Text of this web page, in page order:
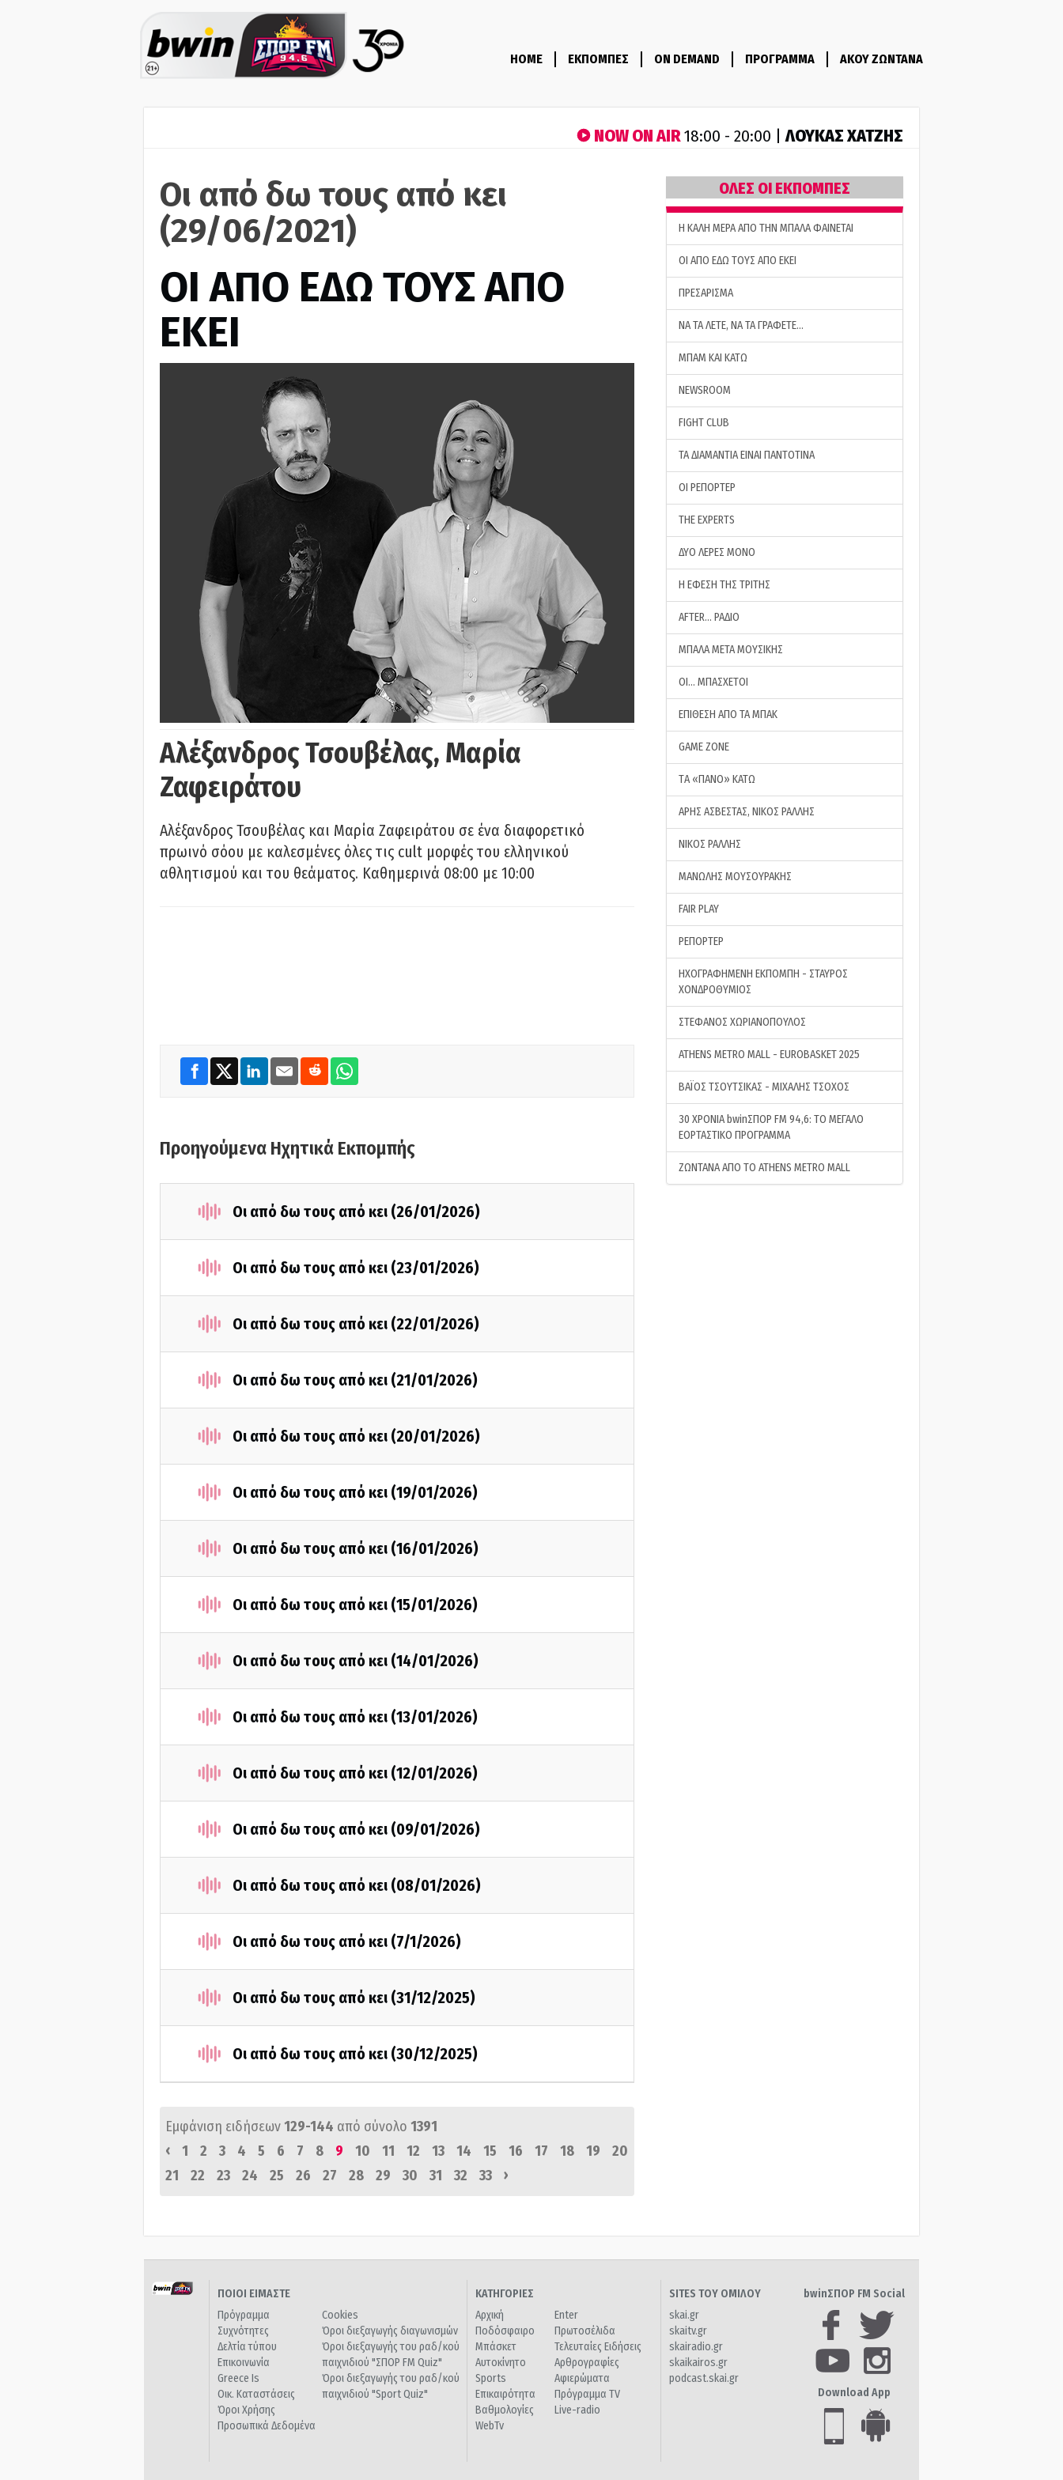
HOME ΕΚΠΟΜΠΕΣ ON DEMAND ΠΡΟΓΡΑΜΜΑ ΑΚΟΥ ΖΩΝΤΑΝΑ
NOW ON AIR18:00 - 20:00 |ΛΟΥΚΑΣ ΧΑΤΖΗΣ
Οι από δω τους από κει
(29/06/2021)
ΟΙ ΑΠΟ ΕΔΩ ΤΟΥΣ ΑΠΟ
ΕΚΕΙ
Αλέξανδρος Τσουβέλας, Μαρία
Ζαφειράτου
Αλέξανδρος Τσουβέλας και Μαρία Ζαφειράτου σε ένα διαφορετικό
πρωινό σόου με καλεσμένες όλες τις cult μορφές του ελληνικού
αθλητισμού και του θεάματος. Καθημερινά 08:00 με 10:00
Προηγούμενα Ηχητικά Εκπομπής
Οι από δω τους από κει (26/01/2026)
Οι από δω τους από κει (23/01/2026)
Οι από δω τους από κει (22/01/2026)
Οι από δω τους από κει (21/01/2026)
Οι από δω τους από κει (20/01/2026)
Οι από δω τους από κει (19/01/2026)
Οι από δω τους από κει (16/01/2026)
Οι από δω τους από κει (15/01/2026)
Οι από δω τους από κει (14/01/2026)
Οι από δω τους από κει (13/01/2026)
Οι από δω τους από κει (12/01/2026)
Οι από δω τους από κει (09/01/2026)
Οι από δω τους από κει (08/01/2026)
Οι από δω τους από κει (7/1/2026)
Οι από δω τους από κει (31/12/2025)
Οι από δω τους από κει (30/12/2025)
Εμφάνιση ειδήσεων129-144 από σύνολο 1391
‹
1 2 3 4 5 6 7 8 9 10 11 12 13 14 15 16 17 18 19
20
21
22 23 24 25 26 27 28 29 30 31 32 33 ›
ΟΛΕΣ ΟΙ ΕΚΠΟΜΠΕΣ
H ΚΑΛΗ ΜΕΡΑ ΑΠΟ ΤΗΝ ΜΠΑΛΑ ΦΑΙΝΕΤΑΙ
ΟΙ ΑΠΟ ΕΔΩ ΤΟΥΣ ΑΠΟ ΕΚΕΙ
ΠΡΕΣΑΡΙΣΜΑ
ΝΑ ΤΑ ΛΕΤΕ, ΝΑ ΤΑ ΓΡΑΦΕΤΕ…
ΜΠΑΜ ΚΑΙ ΚΑΤΩ
NEWSROOM
FIGHT CLUB
ΤΑ ΔΙΑΜΑΝΤΙΑ ΕΙΝΑΙ ΠΑΝΤΟΤΙΝΑ
ΟΙ ΡΕΠΟΡΤΕΡ
THE EXPERTS
ΔΥΟ ΛΕΡΕΣ ΜΟΝΟ
Η ΕΦΕΣΗ ΤΗΣ ΤΡΙΤΗΣ
AFTER… ΡΑΔΙΟ
ΜΠΑΛΑ ΜΕΤΑ ΜΟΥΣΙΚΗΣ
ΟΙ… ΜΠΑΣΧΕΤΟΙ
ΕΠΙΘΕΣΗ ΑΠΟ ΤΑ ΜΠΑΚ
GAME ZONE
ΤA «ΠΑΝΟ» ΚΑΤΩ
ΑΡΗΣ ΑΣΒΕΣΤΑΣ, ΝΙΚΟΣ ΡΑΛΛΗΣ
ΝΙΚΟΣ ΡΑΛΛΗΣ
ΜΑΝΩΛΗΣ ΜΟΥΣΟΥΡΑΚΗΣ
FAIR PLAY
ΡΕΠΟΡΤΕΡ
ΗΧΟΓΡΑΦΗΜΕΝΗ ΕΚΠΟΜΠΗ - ΣΤΑΥΡΟΣ
ΧΟΝΔΡΟΘΥΜΙΟΣ
ΣΤΕΦΑΝΟΣ ΧΩΡΙΑΝΟΠΟΥΛΟΣ
ATHENS METRO MALL - EUROBASKET 2025
ΒΑΪΟΣ ΤΣΟΥΤΣΙΚΑΣ - ΜΙΧΑΛΗΣ ΤΣΟΧΟΣ
30 ΧΡΟΝΙΑ bwinΣΠΟΡ FM 94,6: ΤΟ ΜΕΓΑΛΟ
ΕΟΡΤΑΣΤΙΚΟ ΠΡΟΓΡΑΜΜΑ
ΖΩΝΤΑΝΑ ΑΠΟ ΤΟ ATHENS METRO MALL
ΠΟΙΟΙ ΕΙΜΑΣΤΕ
Πρόγραμμα
Συχνότητες
Δελτία τύπου
Επικοινωνία
Greece Is
Οικ. Καταστάσεις
Όροι Χρήσης
Προσωπικά Δεδομένα
Cookies
Όροι διεξαγωγής διαγωνισμών
Όροι διεξαγωγής του ραδ/κού
παιχνιδιού "ΣΠΟΡ FM Quiz"
Όροι διεξαγωγής του ραδ/κού
παιχνιδιού "Sport Quiz"
ΚΑΤΗΓΟΡΙΕΣ
Αρχική
Ποδόσφαιρο
Μπάσκετ
Αυτοκίνητο
Sports
Επικαιρότητα
Βαθμολογίες
WebTv
Enter
Πρωτοσέλιδα
Τελευταίες Ειδήσεις
Αρθρογραφίες
Αφιερώματα
Πρόγραμμα TV
Live-radio
SITES ΤΟΥ ΟΜΙΛΟΥ
skai.gr
skaitv.gr
skairadio.gr
skaikairos.gr
podcast.skai.gr
bwinΣΠΟΡ FM Social
Download App